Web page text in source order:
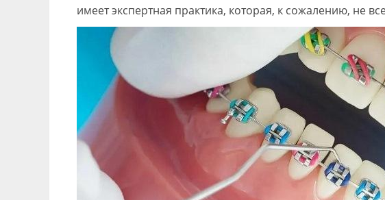
имеет экспертная практика, которая, к сожалению, не